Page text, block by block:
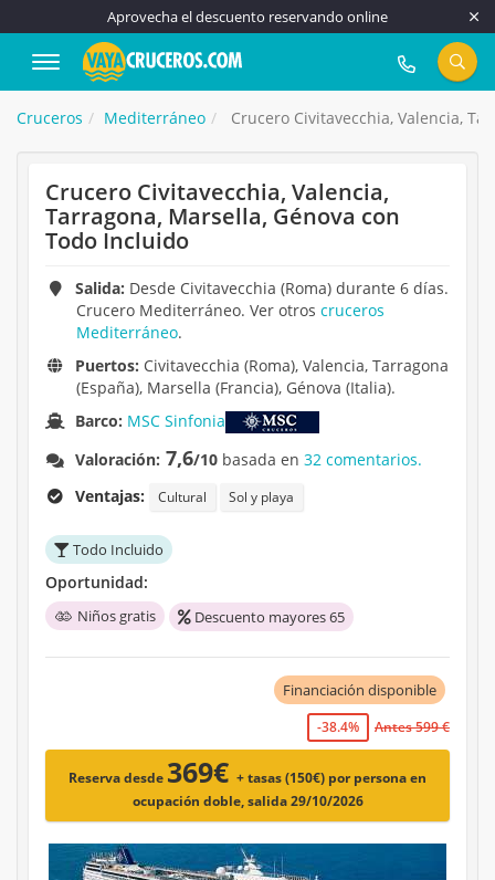
Aprovecha el descuento reservando online
917 815 555
Cruceros Mediterráneo Crucero Civitavecchia, Valencia,
Crucero Civitavecchia, Valencia,
Tarragona, Marsella, Génova con
Todo Incluido
Salida: Desde Civitavecchia (Roma) durante 6 días.
Crucero Mediterráneo. Ver otros cruceros
Mediterráneo.
Puertos: Civitavecchia (Roma), Valencia, Tarragona
(España), Marsella (Francia), Génova (Italia).
Barco: MSC Sinfonia
Valoración: 7,6/10 basada en32 comentarios.
Ventajas:
Cultural Sol y playa
Todo Incluido
Oportunidad:
Niños gratis Descuento mayores 65
Financiación disponible
-38.4% Antes 599 €
Reserva desde 369€ + tasas (150€) por persona en
ocupación doble, salida 29/10/2026